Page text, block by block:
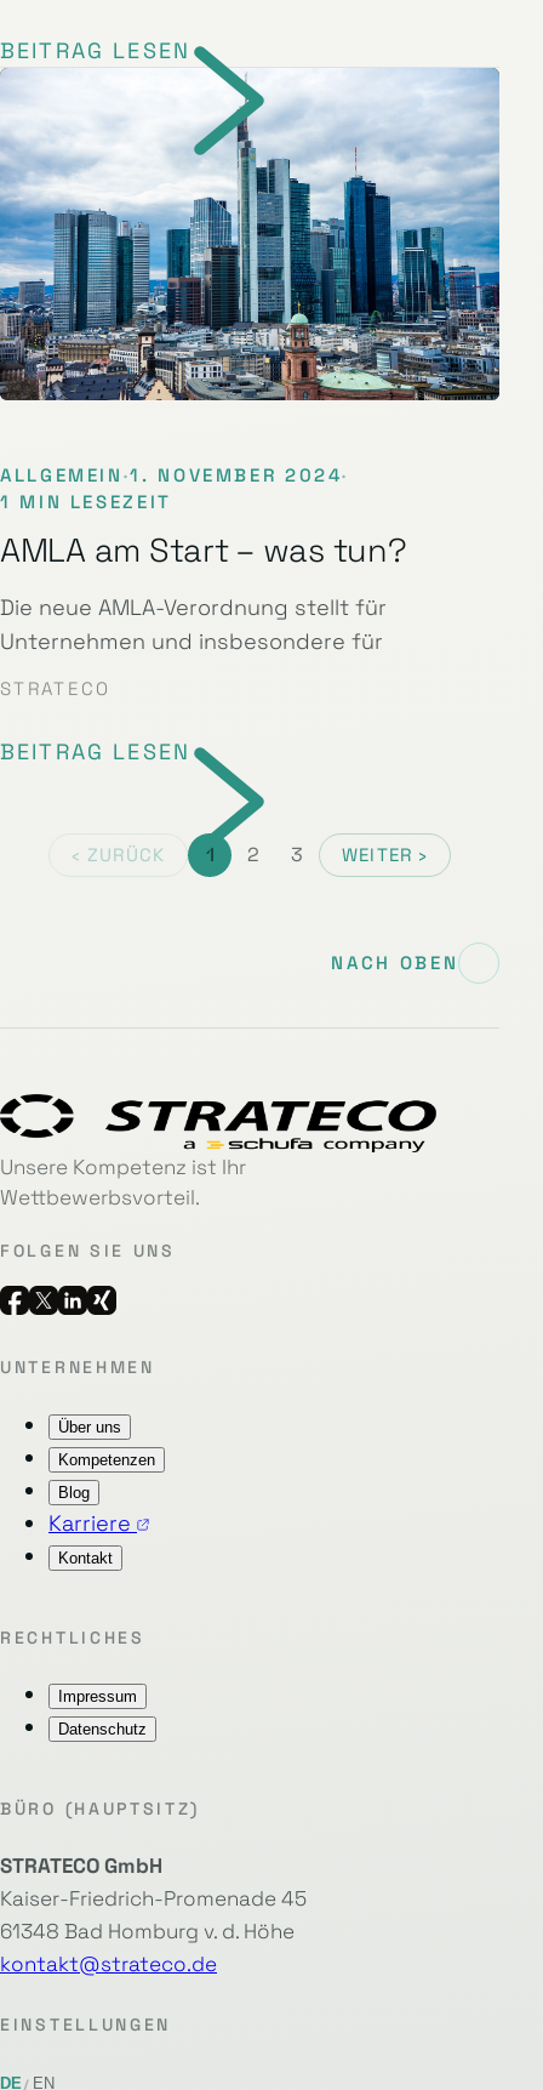
BEITRAG LESEN
ALLGEMEIN ·1. NOVEMBER 2024·
1 MIN LESEZEIT
AMLA am Start – was tun?
Die neue AMLA-Verordnung stellt für
Unternehmen und insbesondere für
STRATECO
BEITRAG LESEN
‹ ZURÜCK 1 2 3 WEITER ›
NACH OBEN
Unsere Kompetenz ist Ihr
Wettbewerbsvorteil.
FOLGEN SIE UNS
UNTERNEHMEN
Über uns
Kompetenzen
Blog
Karriere
Kontakt
RECHTLICHES
Impressum
Datenschutz
BÜRO (HAUPTSITZ)
STRATECO GmbH
Kaiser-Friedrich-Promenade 45
61348 Bad Homburg v. d. Höhe
kontakt@strateco.de
EINSTELLUNGEN
DE EN